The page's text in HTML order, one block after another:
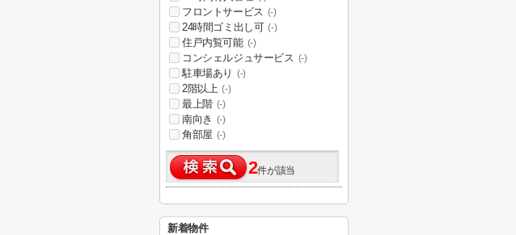
フロントサービス (-)
24時間ゴミ出し可 (-)
住戸内覧可能 (-)
コンシェルジュサービス (-)
駐車場あり (-)
2階以上 (-)
最上階 (-)
南向き (-)
角部屋 (-)
2件が該当
新着物件